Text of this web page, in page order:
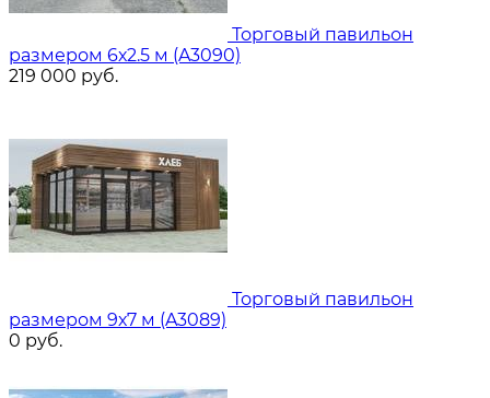
Торговый павильон
размером 6х2.5 м (A3090)
219 000 руб.
Торговый павильон
размером 9х7 м (A3089)
0 руб.